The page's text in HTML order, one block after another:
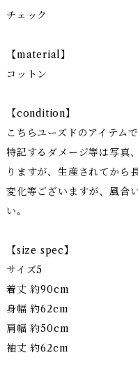
チェック
【material】
コットン
【condition】
こちらユーズドのアイテムで
特記するダメージ等は写真
りますが、生産されてから
変化等ございますが、風合
い。
【size spec】
サイズ5
着丈 約90cm
身幅 約62cm
肩幅 約50cm
袖丈 約62cm